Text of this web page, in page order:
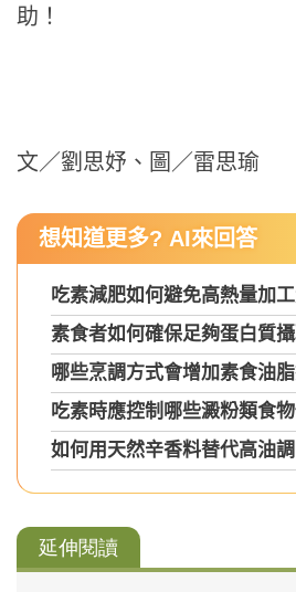
助！
文／劉思妤、圖／雷思瑜
想知道更多? AI來回答
吃素減肥如何避免高熱量加
素食者如何確保足夠蛋白質
哪些烹調方式會增加素食油
吃素時應控制哪些澱粉類食
如何用天然辛香料替代高油